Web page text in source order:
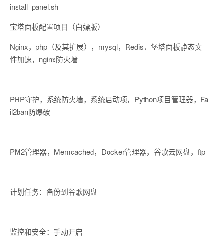
install_panel.sh
宝塔面板配置项目（白嫖版）
Nginx，php（及其扩展），mysql，Redis，堡塔面板静态文
件加速，nginx防火墙
PHP守护，系统防火墙，系统启动项，Python项目管理器，Fa
il2ban防爆破
PM2管理器，Memcached，Docker管理器，谷歌云网盘，ftp
计划任务：备份到谷歌网盘
监控和安全：手动开启